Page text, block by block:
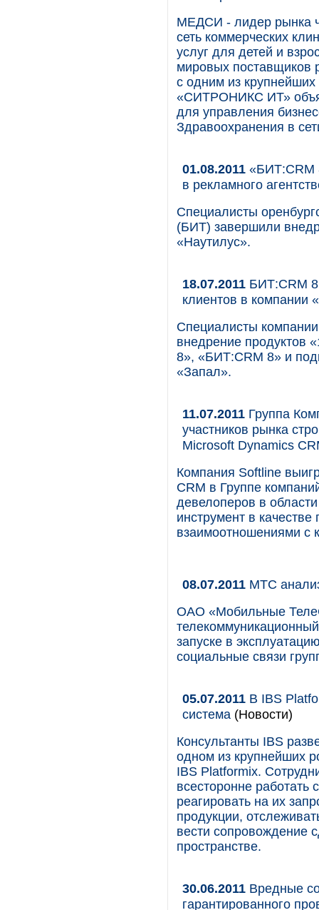
МЕДСИ - лидер рынка
сеть коммерческих
услуг для детей и
мировых поставщиков
с одним из
«СИТРОНИКС ИТ»
для управления
Здравоохранения в
01.08.2011 «БИТ:CRM
в рекламного
Специалисты
(БИТ) завершили
«Наутилус».
18.07.2011 БИТ:CRM 8
клиентов в компании
Специалисты
внедрение продуктов
8», «БИТ:CRM 8» и
«Запал».
11.07.2011 Группа
участников рынка
Microsoft Dynamics
Компания Softline
CRM в Группе
девелоперов в
инструмент в
взаимоотношениями с
08.07.2011 МТС
ОАО «Мобильные
запуске в
социальные связи
05.07.2011 В IBS
система (Новости)
Консультанты IBS
одном из крупнейших
IBS Platformix.
всесторонне
реагировать на их
продукции,
вести сопровождение
пространстве.
30.06.2011 Вредные
гарантированного